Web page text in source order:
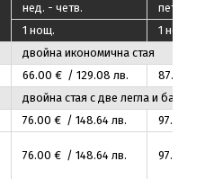
нед. - четв.
пeт. -
1 нощ.
1 нощ.
двойна икономична стая
66.00 € / 129.08 лв. 87.00
двойна стая с две легла и балкон
76.00 € / 148.64лв. 97.00
76.00 € / 148.64лв. 97.00